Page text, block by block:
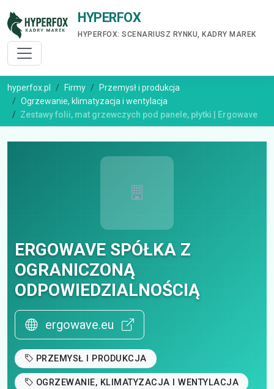
HYPERFOX
HYPERFOX: SCENARIUSZ RYNKU, KADRY MAREK
hyperfox.pl Firmy
Przemysł i produkcja
Ogrzewanie, klimatyzacja i wentylacja
Zestawy folii, mat grzewczych pod panele, płytki | Ergowave
ERGOWAVE SPÓŁKA Z
OGRANICZONĄ
ODPOWIEDZIALNOŚCIĄ
ergowave.eu
PRZEMYSŁ I PRODUKCJA
OGRZEWANIE, KLIMATYZACJA I WENTYLACJA